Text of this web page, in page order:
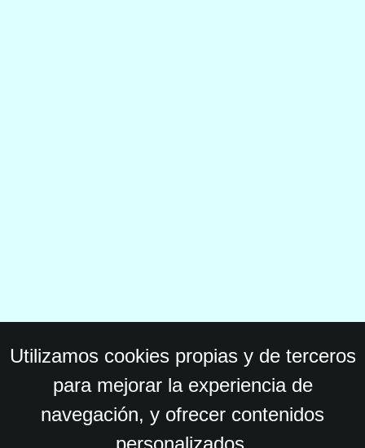
Utilizamos cookies propias y de terceros
para mejorar la experiencia de
navegación, y ofrecer contenidos
personalizados.